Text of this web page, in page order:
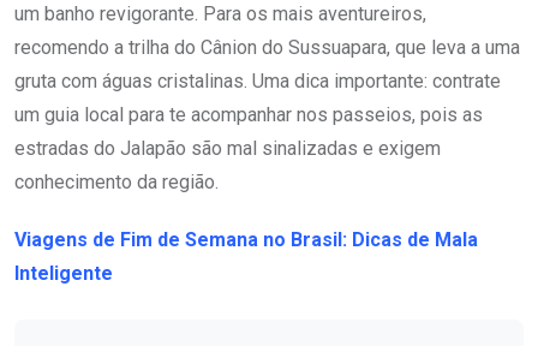
um banho revigorante. Para os mais aventureiros,
recomendo a trilha do Cânion do Sussuapara, que leva a uma
gruta com águas cristalinas. Uma dica importante: contrate
um guia local para te acompanhar nos passeios, pois as
estradas do Jalapão são mal sinalizadas e exigem
conhecimento da região.
Viagens de Fim de Semana no Brasil: Dicas de Mala
Inteligente